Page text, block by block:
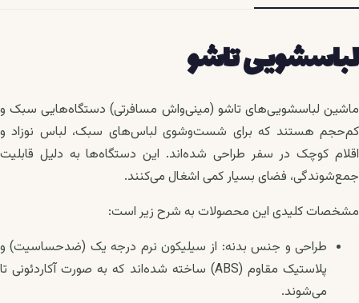
لباسشویی تاشو
ماشین لباسشویی‌های تاشو (مینی‌واش مسافرتی) دستگاه‌هایی سبک و
کم‌حجم هستند که برای شست‌وشوی لباس‌های سبک، لباس نوزاد و
اقلام کوچک در سفر طراحی شده‌اند. این دستگاه‌ها به دلیل قابلیت
جمع‌شوندگی، فضای بسیار کمی اشغال می‌کنند.
مشخصات کلیدی این محصولات به شرح زیر است:
طراحی و جنس بدنه: از سیلیکون نرم درجه یک (ضدحساسیت) و
پلاستیک مقاوم (ABS) ساخته شده‌اند که به صورت آکاردئونی تا
می‌شوند.